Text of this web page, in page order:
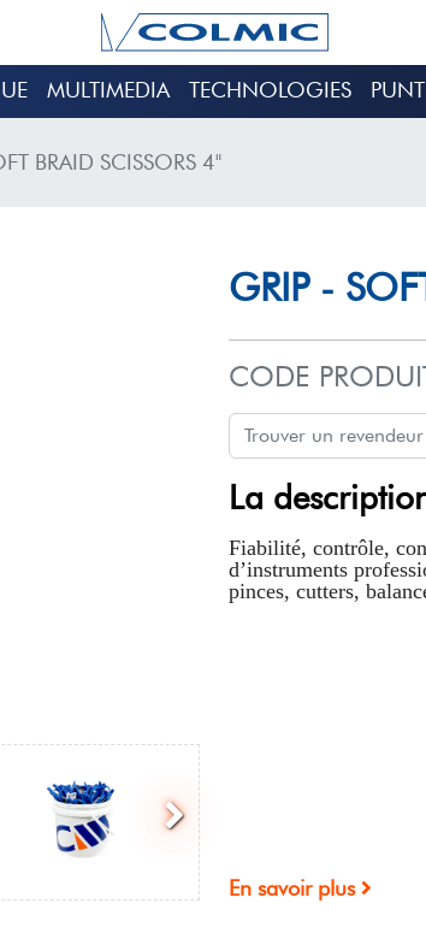
MULTIMEDIA TECHNOLOGIES
BRAID SCISSORS 4"
GRIP -
CODE
La
Fiabilité, contrôle,
d’instruments
pinces, cutters,
En savoir plus